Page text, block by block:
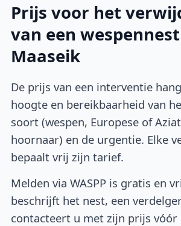
Prijs voor het
van een
Maaseik
De prijs van een interventie
hoogte en bereikbaarheid van
soort (wespen, Europese of
hoornaar) en de urgentie. Elke
bepaalt vrij zijn tarief.
Melden via WASPP is gratis en
beschrijft het nest, een
contacteert u met zijn prijs vóór